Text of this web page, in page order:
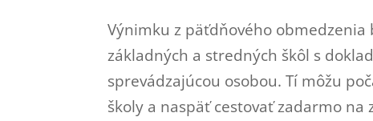
Výnimku z päťdňového
základných a stredných škôl s
sprevádzajúcou osobou. Tí môžu
školy a naspäť cestovať zadarmo